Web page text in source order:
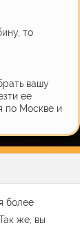
то
вашу
ее
по Москве и
более
же, вы